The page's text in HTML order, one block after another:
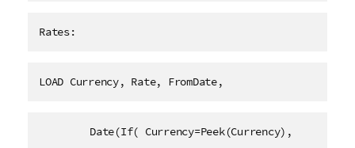
Rates:
LOAD Currency, Rate, FromDate,
	Date(If( Currency=Peek(Currency),